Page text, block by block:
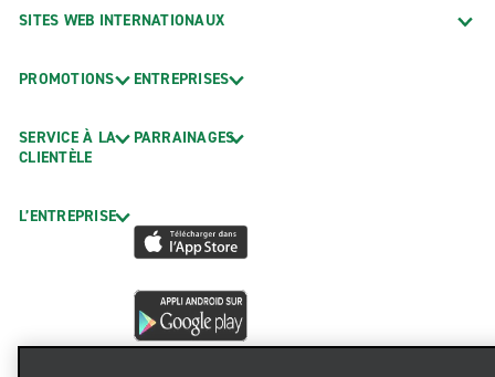
SITES WEB INTERNATIONAUX
PROMOTIONS
SERVICE À LA
CLIENTÈLE
L’ENTREPRISE
ENTREPRISES
PARRAINAGES